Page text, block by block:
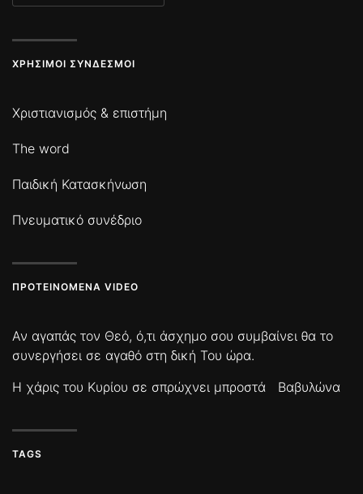
ΧΡΉΣΙΜΟΙ ΣΎΝΔΕΣΜΟΙ
Χριστιανισμός & επιστήμη
The word
Παιδική Κατασκήνωση
Πνευματικό συνέδριο
ΠΡΟΤΕΙΝΌΜΕΝΑ VIDEO
Αν αγαπάς τον Θεό, ό,τι άσχημο σου συμβαίνει θα το
συνεργήσει σε αγαθό στη δική Του ώρα.
Η χάρις του Κυρίου σε σπρώχνει μπροστά
Βαβυλώνα
TAGS